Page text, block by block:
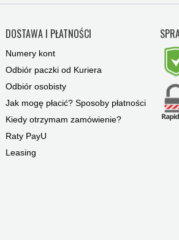
DOSTAWA I PŁATNOŚCI
Numery kont
Odbiór paczki od Kuriera
Odbiór osobisty
Jak mogę płacić? Sposoby płatności
Kiedy otrzymam zamówienie?
Raty PayU
Leasing